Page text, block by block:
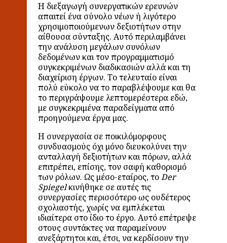
Η διεξαγωγή συνεργατικών ερευνών
απαιτεί ένα σύνολο νέων ή λιγότερο
χρησιμοποιούμενων δεξιοτήτων στην
αίθουσα σύνταξης. Αυτό περιλαμβάνει
την ανάλυση μεγάλων συνόλων
δεδομένων και τον προγραμματισμό
συγκεκριμένων διαδικασιών αλλά και τη
διαχείριση έργων. Το τελευταίο είναι
πολύ εύκολο να το παραβλέψουμε και θα
το περιγράψουμε λεπτομερέστερα εδώ,
με συγκεκριμένα παραδείγματα από
προηγούμενα έργα μας.
Η συνεργασία σε ποικιλόμορφους
συνδυασμούς όχι μόνο διευκολύνει την
ανταλλαγή δεξιοτήτων και πόρων, αλλά
επιτρέπει, επίσης, τον σαφή καθορισμό
των ρόλων. Ως μέσο-εταίρος, τοDer
Spiegelκινήθηκε σε αυτές τις
συνεργασίες περισσότερο ως ουδέτερος
σχολιαστής, χωρίς να εμπλέκεται
ιδιαίτερα στο ίδιο το έργο. Αυτό επέτρεψε
στους συντάκτες να παραμείνουν
ανεξάρτητοι και, έτσι, να κερδίσουν την